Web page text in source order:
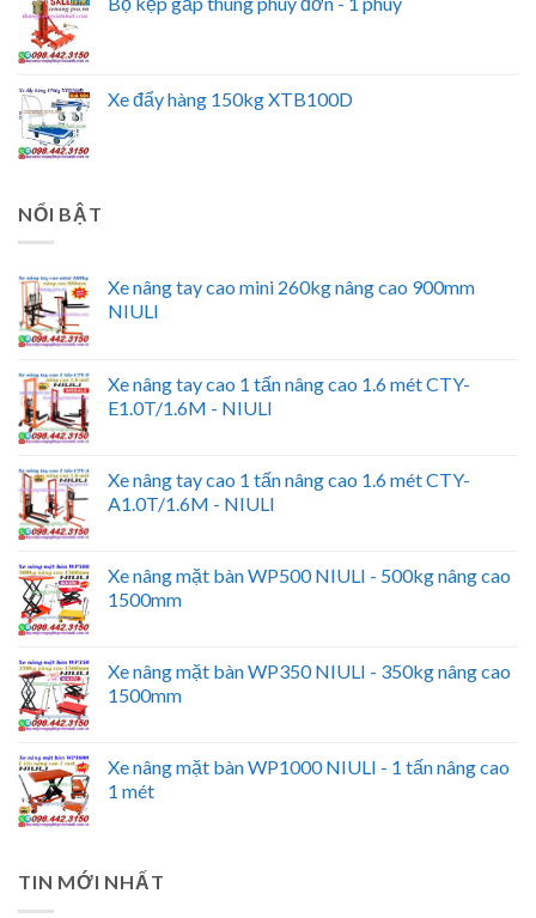
Xe đẩy hàng 150kg XTB100D
NỔI BẬT
Xe nâng tay cao mini 260kg nâng cao 900mm
NIULI
Xe nâng tay cao 1 tấn nâng cao 1.6 mét CTY-
E1.0T/1.6M - NIULI
Xe nâng tay cao 1 tấn nâng cao 1.6 mét CTY-
A1.0T/1.6M - NIULI
Xe nâng mặt bàn WP500 NIULI - 500kg nâng cao
1500mm
Xe nâng mặt bàn WP350 NIULI - 350kg nâng cao
1500mm
Xe nâng mặt bàn WP1000 NIULI - 1 tấn nâng cao
1 mét
TIN MỚI NHẤT